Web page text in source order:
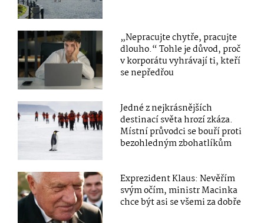
„Nepracujte chytře, pracujte
dlouho.“ Tohle je důvod, proč
v korporátu vyhrávají ti, kteří
se nepředřou
Jedné z nejkrásnějších
destinací světa hrozí zkáza.
Místní průvodci se bouří proti
bezohledným zbohatlíkům
Exprezident Klaus: Nevěřím
svým očím, ministr Macinka
chce být asi se všemi za dobře